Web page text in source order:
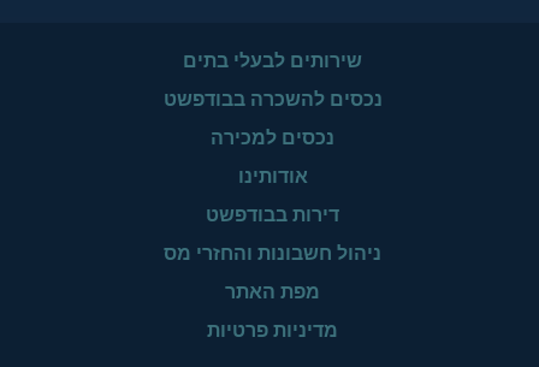
שירותים לבעלי בתים
נכסים להשכרה בבודפשט
נכסים למכירה
אודותינו
דירות בבודפשט
ניהול חשבונות והחזרי מס
מפת האתר
מדיניות פרטיות